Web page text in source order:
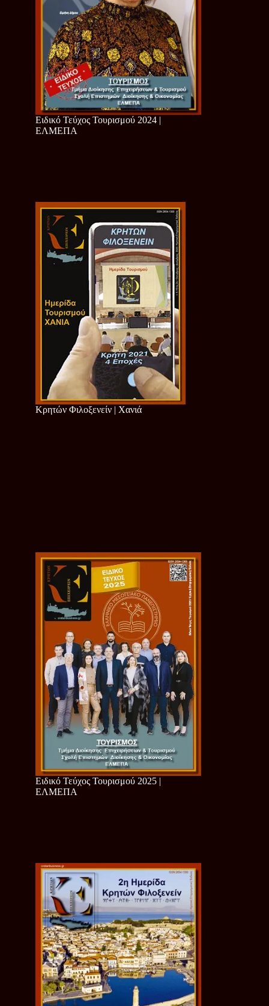
Ειδικό Τεύχος Τουρισμού 2024 |
ΕΛΜΕΠΑ
Κρητών Φιλοξενείν | Χανιά
Ειδικό Τεύχος Τουρισμού 2025 |
ΕΛΜΕΠΑ